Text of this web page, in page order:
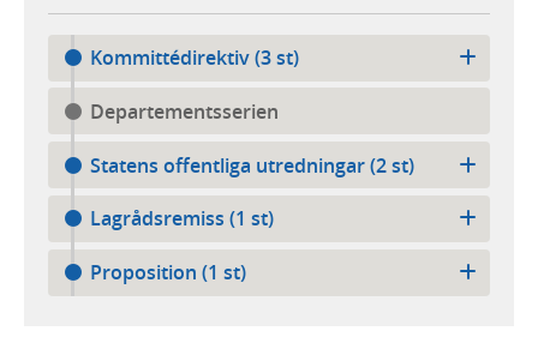
Kommittédirektiv (3 st)
Departementsserien
Statens offentliga utredningar (2 st)
Lagrådsremiss (1 st)
Proposition (1 st)